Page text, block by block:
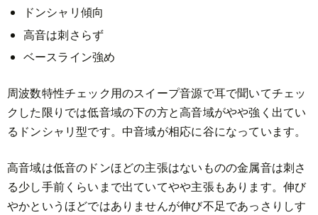
ドンシャリ傾向
高音は刺さらず
ベースライン強め
周波数特性チェック用のスイープ音源で耳で聞いてチェッ
クした限りでは低音域の下の方と高音域がやや強く出てい
るドンシャリ型です。中音域が相応に谷になっています。
高音域は低音のドンほどの主張はないものの金属音は刺さ
る少し手前くらいまで出ていてやや主張もあります。伸び
やかというほどではありませんが伸び不足であっさりしす